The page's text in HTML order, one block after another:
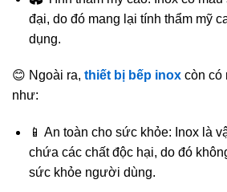
đại, do đó mang lại tính thẩm mỹ
dụng.
😊 Ngoài ra, thiết bị bếp inox còn có
như:
📱 An toàn cho sức khỏe: Inox là
chứa các chất độc hại, do đó
sức khỏe người dùng.